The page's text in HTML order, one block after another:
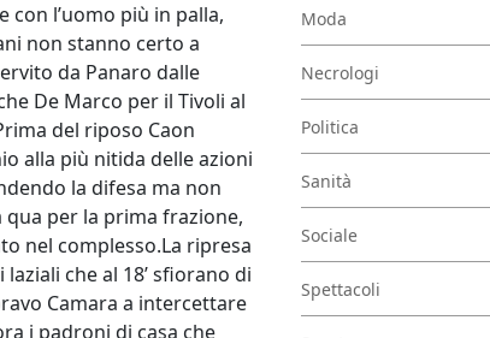
con l’uomo più in palla,
non stanno certo a
da Panaro dalle
De Marco per il Tivoli al
del riposo Caon
alla più nitida delle azioni
la difesa ma non
qua per la prima frazione,
nel complesso.La ripresa
che al 18’ sfiorano di
Camara a intercettare
i padroni di casa che
Moda
Necrologi
Politica
Sanità
Sociale
Spettacoli